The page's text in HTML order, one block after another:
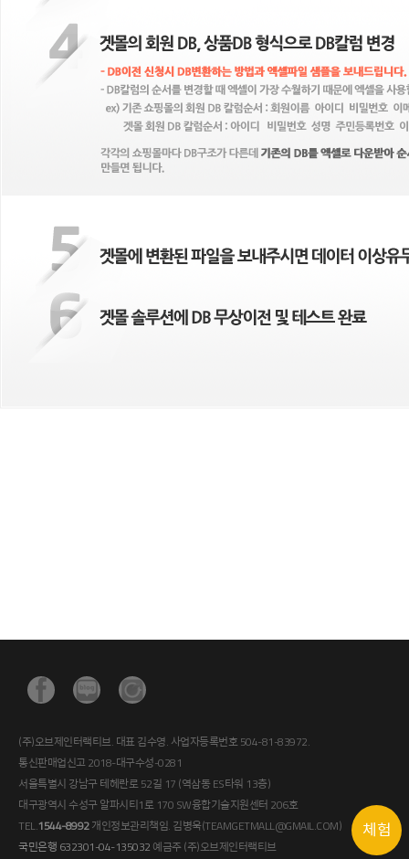
(주)오브제인터랙티브. 대표 김수영. 사업자등록번호 504-81-83972.
통신판매업신고 2018-대구수성-0281
서울특별시 강남구 테헤란로 52길 17 (역삼동 ES타워 13층)
대구광역시 수성구 알파시티1로 170 SW융합기술지원센터 206호
TEL.1544-8992개인정보관리책임. 김병욱(TEAMGETMALL@GMAIL.COM)
국민은행 632301-04-135032 예금주 (주)오브제인터랙티브
체험